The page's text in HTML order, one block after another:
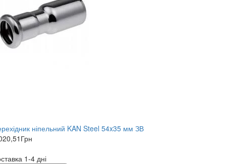
ніпельний KAN Steel 54x35 мм ЗВ
Грн
1-4 дні